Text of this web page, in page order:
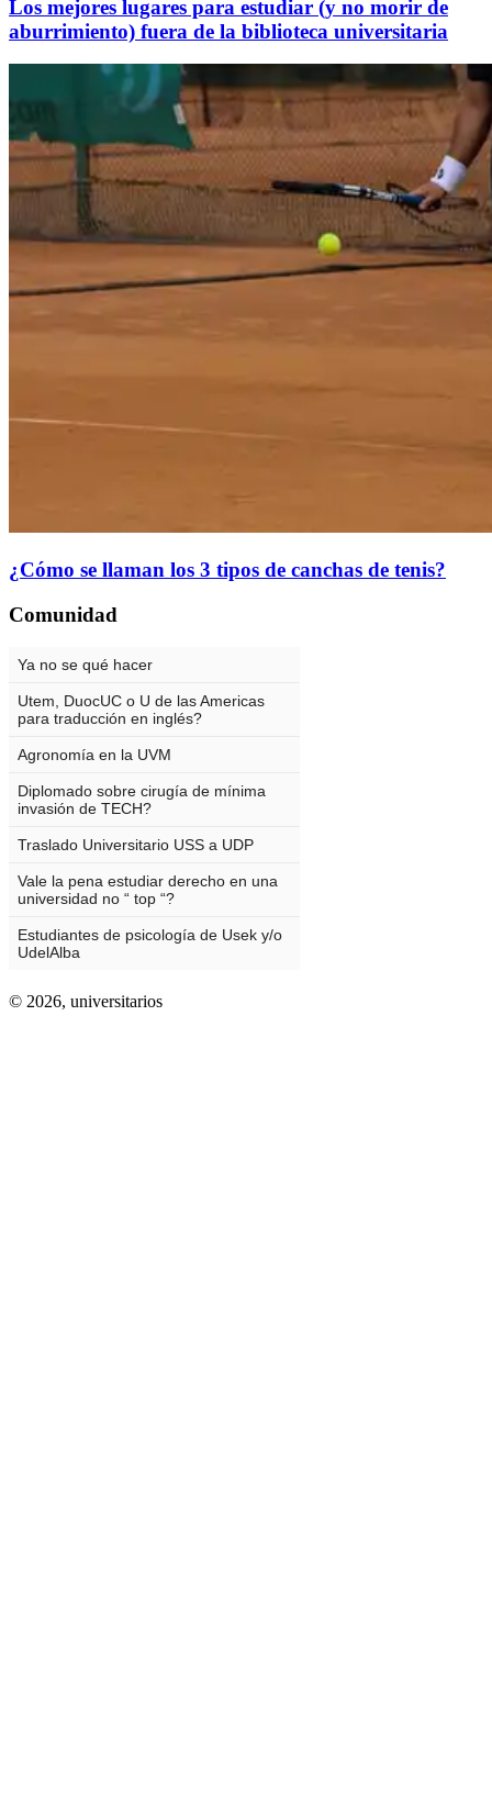
Los mejores lugares para estudiar (y no morir de
aburrimiento) fuera de la biblioteca universitaria
¿Cómo se llaman los 3 tipos de canchas de tenis?
Comunidad
© 2026, universitarios